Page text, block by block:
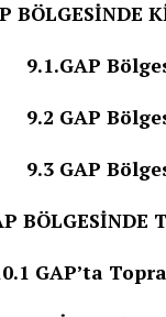
Bölgesinde
BÖLGESİNDE
GAP’ta